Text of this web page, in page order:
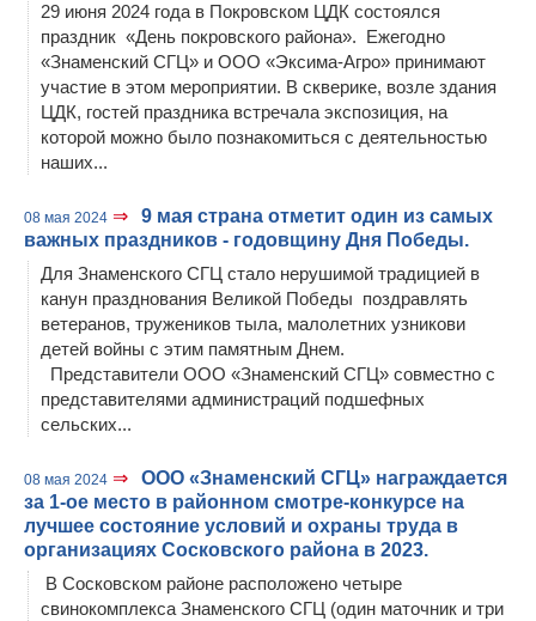
29 июня 2024 года в Покровском ЦДК состоялся
праздник «День покровского района». Ежегодно
«Знаменский СГЦ» и ООО «Эксима-Агро» принимают
участие в этом мероприятии. В скверике, возле здания
ЦДК, гостей праздника встречала экспозиция, на
которой можно было познакомиться с деятельностью
наших...
08 мая 2024 ⇒
9 мая страна отметит один из самых
важных праздников - годовщину Дня Победы.
Для Знаменского СГЦ стало нерушимой традицией в
канун празднования Великой Победы поздравлять
ветеранов, тружеников тыла, малолетних узникови
детей войны с этим памятным Днем.
Представители ООО «Знаменский СГЦ» совместно с
представителями администраций подшефных
сельских...
08 мая 2024 ⇒
ООО «Знаменский СГЦ» награждается
за 1-ое место в районном смотре-конкурсе на
лучшее состояние условий и охраны труда в
организациях Сосковского района в 2023.
В Сосковском районе расположено четыре
свинокомплекса Знаменского СГЦ (один маточник и три